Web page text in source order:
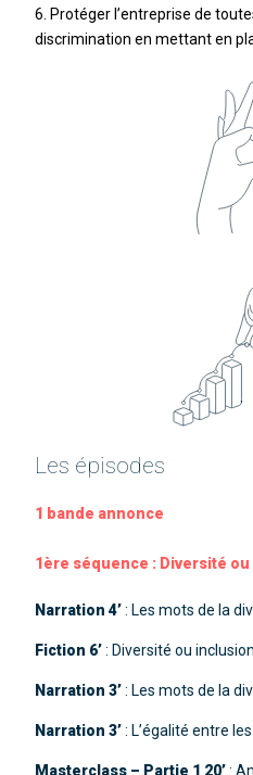
6. Protéger l’entreprise de
discrimination en mettant en
Les épisodes
1 bande annonce
1ère séquence : Diversité
Narration 4’: Les mots de la
Fiction 6’: Diversité ou
Narration 3’: Les mots de la
Narration 3’: L’égalité entre
Masterclass – Partie 1 20’: